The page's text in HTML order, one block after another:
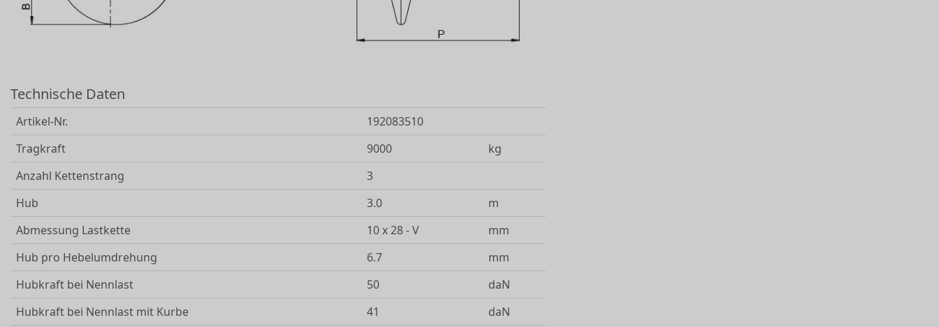
Technische Daten
Artikel-Nr.
192083510
Tragkraft
9000
kg
Anzahl Kettenstrang
3
Hub
3.0
m
Abmessung Lastkette
10 x 28 - V
mm
Hub pro Hebelumdrehung
6.7
mm
Hubkraft bei Nennlast
50
daN
Hubkraft bei Nennlast mit Kurbe
41
daN